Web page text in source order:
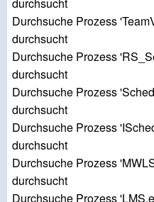
durchsucht
Durchsuche Prozess
durchsucht
Durchsuche Prozess
durchsucht
Durchsuche Prozess
durchsucht
Durchsuche Prozess
durchsucht
Durchsuche Prozess
durchsucht
Durchsuche Prozess